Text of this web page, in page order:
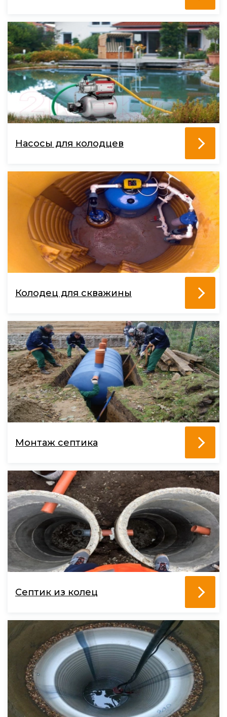
Насосы для колодцев
Колодец для скважины
Монтаж септика
Септик из колец